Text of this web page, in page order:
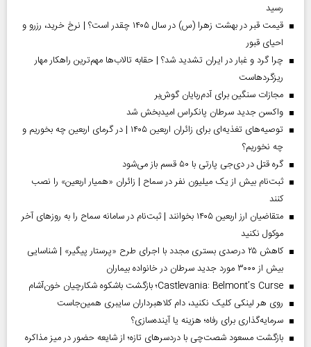
رسید
قیمت قبر در بهشت زهرا (س) در سال ۱۴۰۵ چقدر است؟ | نرخ خرید، رزرو و
احیای قبور
چرا گرد و غبار در ایران تشدید شد؟ | حقابه تالاب‌ها مهم‌ترین راهکار مهار
ریزگردهاست
مجازات سنگین برای آدم‌ربایان گوش‌بر
واکسن جدید سرطان پانکراس امیدبخش شد
توصیه‌های تغذیه‌ای برای زائران اربعین ۱۴۰۵ | در گرمای اربعین چه بخوریم و
چه نخوریم؟
گره قتل در دی‌جی پارتی با ۵۰ قسم باز می‌شود
ثبت‌نام بیش از یک میلیون نفر در سماح | زائران «همیار اربعین» را نصب
کنند
متقاضیان ارز اربعین ۱۴۰۵ بخوانند | ثبت‌نام در سامانه سماح را به روز‌های آخر
موکول نکنید
کاهش ۲۵ درصدی بستری مجدد با اجرای طرح «پرستار پیگیر» | شناسایی
بیش از ۳۰۰۰ مورد جدید سرطان در خانواده بیماران
Castlevania: Belmont’s Curse؛ بازگشت باشکوه شکارچیان خون‌آشام
روی هر لینکی کلیک نکنید، دام کلاهبرداران سایبری همین‌جاست
سرمایه‌گذاری برای رفاه؛ هزینه یا آینده‌سازی؟
بازگشت مسعود شصت‌چی با دردسر‌های تازه؛ از شایعه حضور در میز مذاکره